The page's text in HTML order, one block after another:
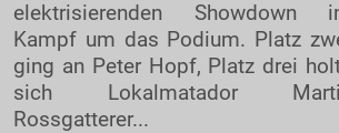
elektrisierenden Showdown
Kampf um das Podium. Platz
ging an Peter Hopf, Platz drei
sich Lokalmatador
Rossgatterer...